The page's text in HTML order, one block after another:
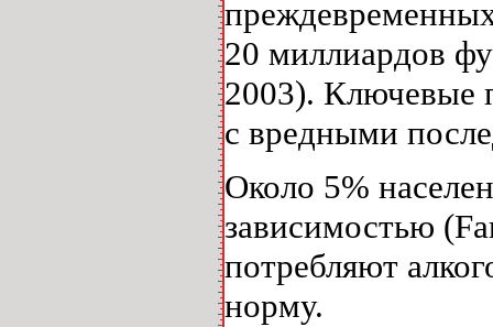
20 миллиардов
2003). Ключевые
с вредными
Около 5%
зависимостью
потребляют
норму.